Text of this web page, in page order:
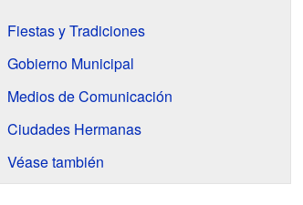
Fiestas y Tradiciones
Gobierno Municipal
Medios de Comunicación
Ciudades Hermanas
Véase también